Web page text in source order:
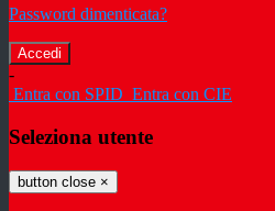
Password dimenticata?
-
Entra con SPID Entra con CIE
Seleziona utente
button close ×